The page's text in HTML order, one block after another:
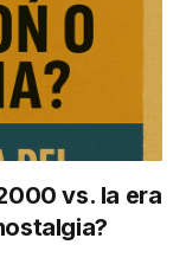
vs. la era